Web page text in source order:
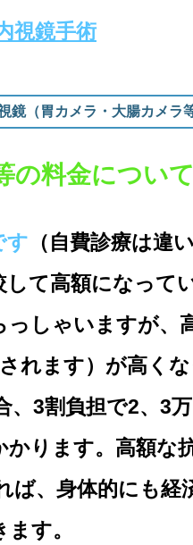
視鏡手術
鏡（胃カメラ・大腸カメラ等
の料金につい
す （自費診療は違
て高額になって
しゃいますが、
れます）が高く
3割負担で2、3
ります。高額な
、身体的にも経
す。